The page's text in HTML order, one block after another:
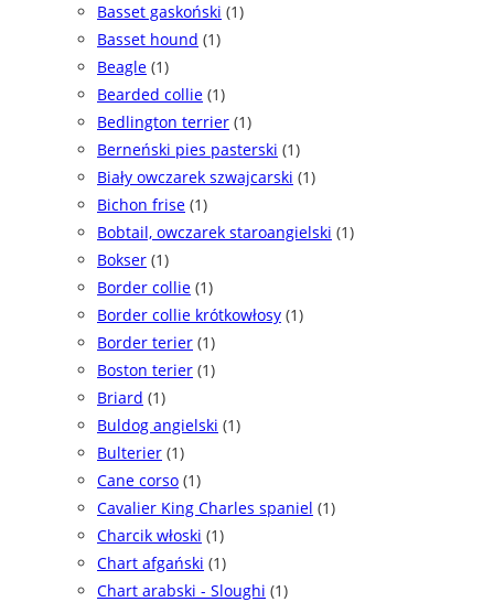
Basset gaskoński (1)
Basset hound (1)
Beagle (1)
Bearded collie (1)
Bedlington terrier (1)
Berneński pies pasterski (1)
Biały owczarek szwajcarski (1)
Bichon frise (1)
Bobtail, owczarek staroangielski (1)
Bokser (1)
Border collie (1)
Border collie krótkowłosy (1)
Border terier (1)
Boston terier (1)
Briard (1)
Buldog angielski (1)
Bulterier (1)
Cane corso (1)
Cavalier King Charles spaniel (1)
Charcik włoski (1)
Chart afgański (1)
Chart arabski - Sloughi (1)